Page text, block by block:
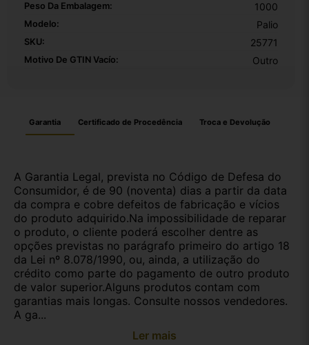
Peso Da Embalagem: 1000
Modelo: Palio
SKU: 25771
Motivo De GTIN Vacío: Outro
Garantia Certificado de Procedência Troca e Devolução
A Garantia Legal, prevista no Código de Defesa do
Consumidor, é de 90 (noventa) dias a partir da data
da compra e cobre defeitos de fabricação e vícios
do produto adquirido.Na impossibilidade de reparar
o produto, o cliente poderá escolher dentre as
opções previstas no parágrafo primeiro do artigo 18
da Lei nº 8.078/1990, ou, ainda, a utilização do
crédito como parte do pagamento de outro produto
de valor superior.Alguns produtos contam com
garantias mais longas. Consulte nossos vendedores.
A ga...
Ler mais